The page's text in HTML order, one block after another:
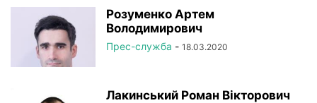
Розуменко Артем
Володимирович
Прес-служба - 18.03.2020
Лакинський Роман Вікторович